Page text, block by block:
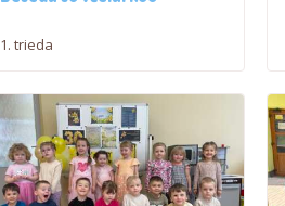
1. trieda